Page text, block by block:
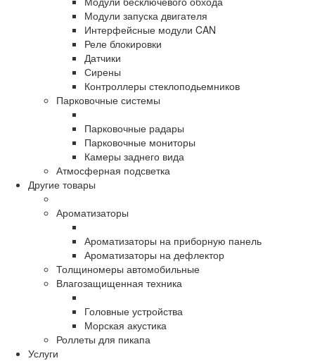
Модули запуска двигателя
Интерфейсные модули CAN
Реле блокировки
Датчики
Сирены
Контроллеры стеклоподьемников
Парковочные системы
Парковочные радары
Парковочные мониторы
Камеры заднего вида
Атмосферная подсветка
Другие товары
Ароматизаторы
Ароматизаторы на приборную панель
Ароматизаторы на дефлектор
Толщиномеры автомобильные
Влагозащищенная техника
Головные устройства
Морская акустика
Роллеты для пикапа
Услуги